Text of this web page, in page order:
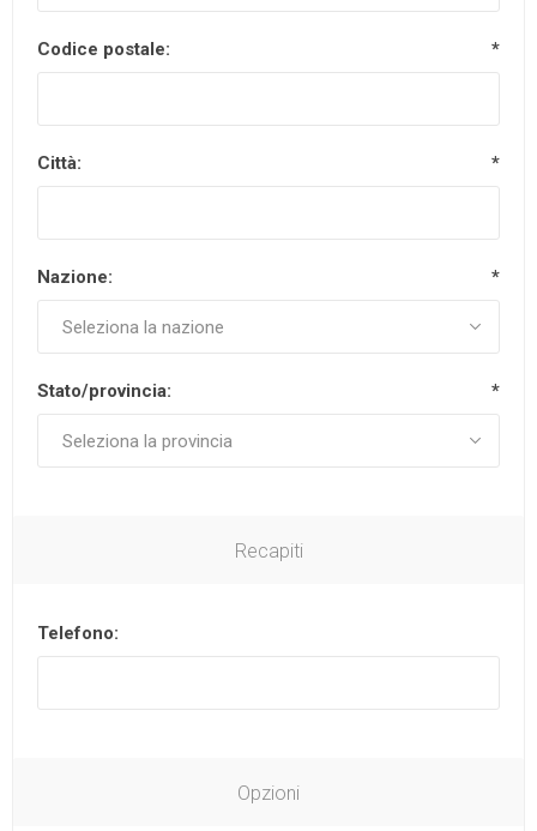
Codice postale: *
Città: *
Nazione: *
Stato/provincia: *
Recapiti
Telefono:
Opzioni